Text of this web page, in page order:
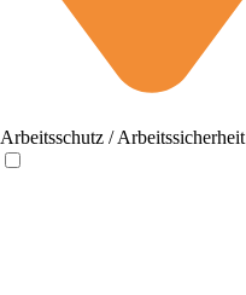
Arbeitsschutz / Arbeitssicherheit